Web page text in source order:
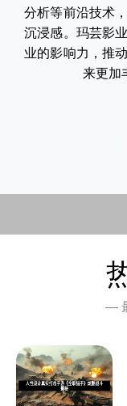
分析等前沿技术
沉浸感。玛芸影
业的影响力，推
来更加
—